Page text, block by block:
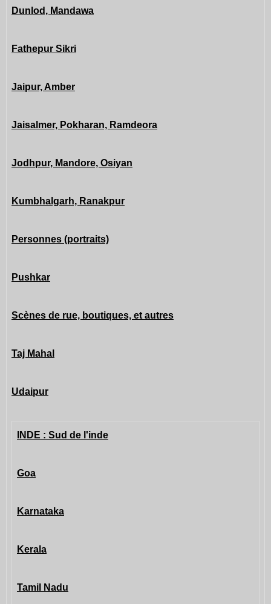
Dunlod, Mandawa
Fathepur Sikri
Jaipur, Amber
Jaisalmer, Pokharan, Ramdeora
Jodhpur, Mandore, Osiyan
Kumbhalgarh, Ranakpur
Personnes (portraits)
Pushkar
Scènes de rue, boutiques, et autres
Taj Mahal
Udaipur
INDE : Sud de l'inde
Goa
Karnataka
Kerala
Tamil Nadu